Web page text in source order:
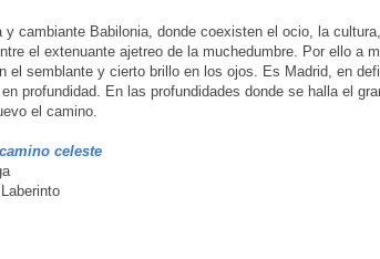
y cambiante Babilonia, donde coexisten el ocio, la
el extenuante ajetreo de la muchedumbre. Por ello a
el semblante y cierto brillo en los ojos. Es Madrid, en
profundidad. En las profundidades donde se halla el
el camino.
celeste